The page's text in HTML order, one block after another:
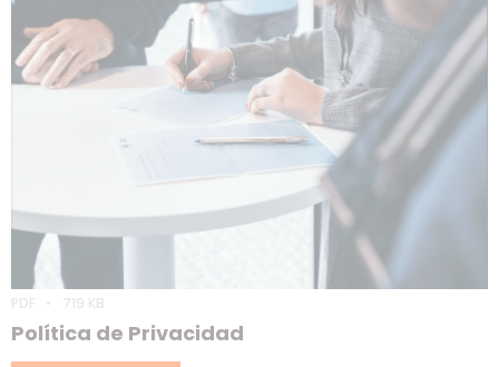
PDF 719 KB
Política de Privacidad